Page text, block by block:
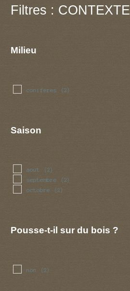
Filtres : CONTEXTE
Milieu
coniferes (2)
Saison
aout (2)
septembre (2)
octobre (2)
Pousse-t-il sur du bois ?
non (2)